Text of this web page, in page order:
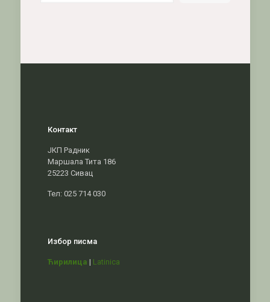
Контакт
ЈКП Радник
Маршала Тита 186
25223 Сивац
Тел: 025 714 030
Избор писма
Ћирилица | Latinica